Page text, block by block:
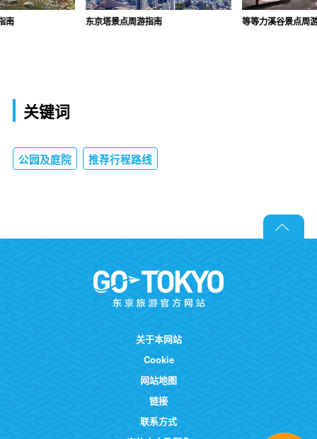
南 东京塔景点周游指南 等等力溪谷景点周
关键词
公园及庭院 推荐行程路线
关于本网站
Cookie
网站地图
链接
联系方式